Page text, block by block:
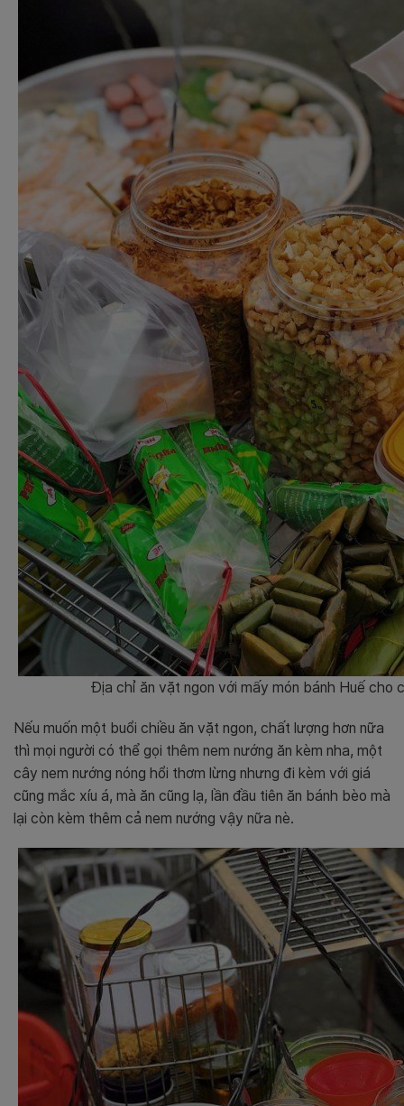
Địa chỉ ăn vặt ngon với mấy món bánh Huế cho
Nếu muốn một buổi chiều ăn vặt ngon, chất lượng hơn nữa
thì mọi người có thể gọi thêm nem nướng ăn kèm nha, một
cây nem nướng nóng hổi thơm lừng nhưng đi kèm với giá
cũng mắc xíu á, mà ăn cũng lạ, lần đầu tiên ăn bánh bèo mà
lại còn kèm thêm cả nem nướng vậy nữa nè.